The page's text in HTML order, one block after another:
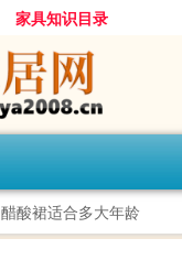
家具知识目录
醋酸裙适合多大年龄